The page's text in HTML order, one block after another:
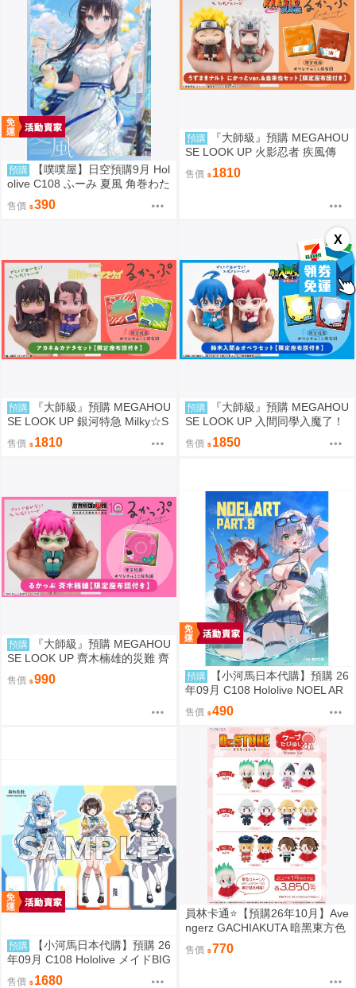
X
預購
【噗噗屋】日空預購9月 Hol
olive C108 ふーみ 夏風 角巻わた
角卷綿芽 watame
售價 390
預購
『大師級』預購 MEGAHOU
SE LOOK UP 火影忍者 疾風傳
漩渦鳴人＆自來也 套組 附特典
售價 1810
預購
『大師級』預購 MEGAHOU
SE LOOK UP 銀河特急 Milky☆S
ubway 朱音＆鐵多 套組 附特典
售價 1810
預購
『大師級』預購 MEGAHOU
SE LOOK UP 入間同學入魔了！
鈴木入間＆歐佩拉 套組 附特典
售價 1850
預購
『大師級』預購 MEGAHOU
SE LOOK UP 齊木楠雄的災難 齊
木楠雄 套組 附特典
售價 990 預購
【小河馬日本代購】預購 26
年09月 C108 Hololive NOEL AR
T part.8 繪師:わたお
售價 490
預購
【小河馬日本代購】預購 26
年09月 C108 Hololive メイドBIG
3壓克力牌 繪師:わたお
售價 1680
員林卡通⭐️【預購26年10月】Ave
ngerz GACHIAKUTA 暗黑東方色
彩 插圖卡片收藏集 中盒 0814
售價 770